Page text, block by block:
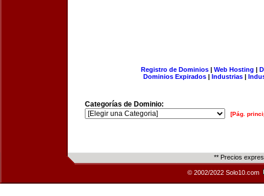
Registro de Dominios| Web Hosting |
Dominios Expirados | Industrias |
Categorías de Dominio:
[Pág.
** Precios
© 2002/2022 Solo10.com